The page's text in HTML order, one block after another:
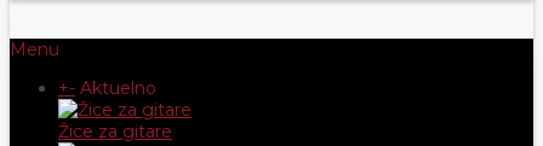
Menu
+- Aktuelno
Žice za gitare